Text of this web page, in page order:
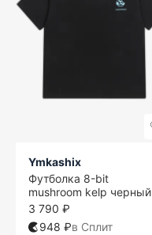
Ymkashix
Футболка 8-bit
mushroom kelp черный
3 790 ₽
948 ₽в Сплит